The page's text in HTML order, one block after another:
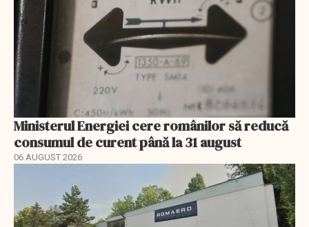
Ministerul Energiei cere românilor să reducă
consumul de curent până la 31 august
06 AUGUST 2026